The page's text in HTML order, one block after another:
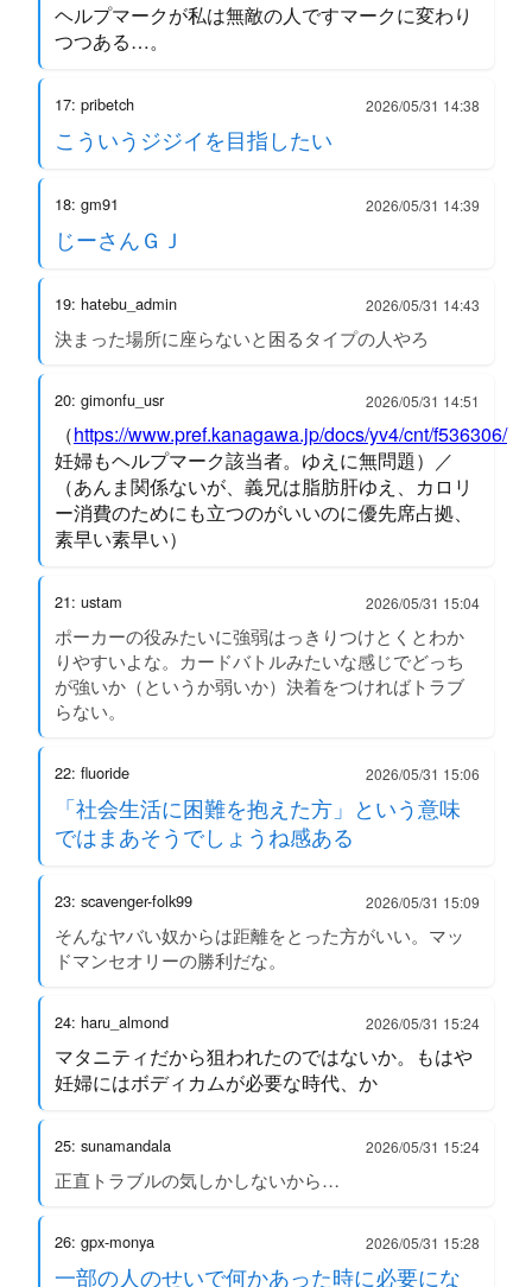
ヘルプマークが私は無敵の人ですマークに変わり
つつある…。
17: pribetch 2026/05/31 14:38
こういうジジイを目指したい
18: gm91 2026/05/31 14:39
じーさんＧＪ
19: hatebu_admin 2026/05/31 14:43
決まった場所に座らないと困るタイプの人やろ
20: gimonfu_usr 2026/05/31 14:51
（https://www.pref.kanagawa.jp/docs/yv4/cnt/f536306/
妊婦もヘルプマーク該当者。ゆえに無問題）／
（あんま関係ないが、義兄は脂肪肝ゆえ、カロリ
ー消費のためにも立つのがいいのに優先席占拠、
素早い素早い）
21: ustam 2026/05/31 15:04
ポーカーの役みたいに強弱はっきりつけとくとわか
りやすいよな。カードバトルみたいな感じでどっち
が強いか（というか弱いか）決着をつければトラブ
らない。
22: fluoride 2026/05/31 15:06
「社会生活に困難を抱えた方」という意味
ではまあそうでしょうね感ある
23: scavenger-folk99 2026/05/31 15:09
そんなヤバい奴からは距離をとった方がいい。マッ
ドマンセオリーの勝利だな。
24: haru_almond 2026/05/31 15:24
マタニティだから狙われたのではないか。もはや
妊婦にはボディカムが必要な時代、か
25: sunamandala 2026/05/31 15:24
正直トラブルの気しかしないから…
26: gpx-monya 2026/05/31 15:28
一部の人のせいで何かあった時に必要にな